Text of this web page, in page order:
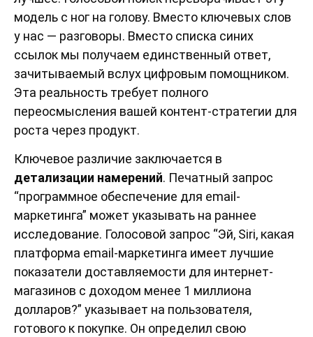
модель с ног на голову. Вместо ключевых слов
у нас — разговоры. Вместо списка синих
ссылок мы получаем единственный ответ,
зачитываемый вслух цифровым помощником.
Эта реальность требует полного
переосмысления вашей контент-стратегии для
роста через продукт.
Ключевое различие заключается в
детализации намерений. Печатный запрос
“программное обеспечение для email-
маркетинга” может указывать на раннее
исследование. Голосовой запрос “Эй, Siri, какая
платформа email-маркетинга имеет лучшие
показатели доставляемости для интернет-
магазинов с доходом менее 1 миллиона
долларов?” указывает на пользователя,
готового к покупке. Он определил свою